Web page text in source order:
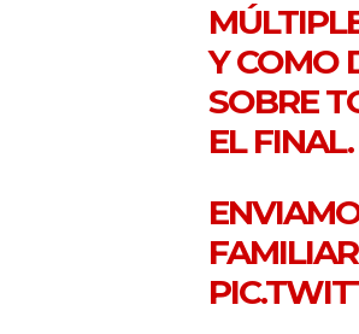
Y COMO
SOBRE
EL FINAL.